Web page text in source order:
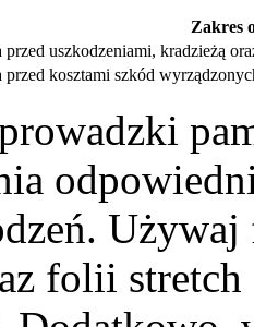
Zakres
przed uszkodzeniami, kradzieżą
przed kosztami szkód
folii